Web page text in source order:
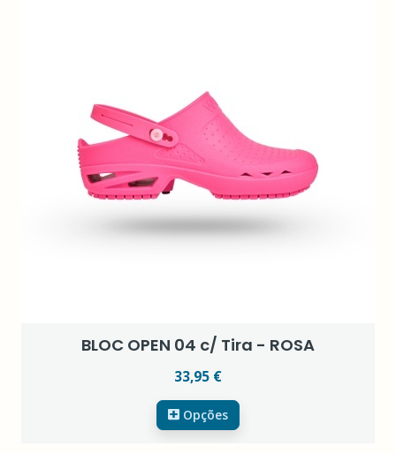
BLOC OPEN 04 c/ Tira - ROSA
33,95 €
Opções